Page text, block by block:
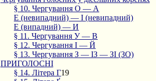
§ 10. Чергування О — А
Е (невипадний) — І (невипадний)
Е (випадний) — И
§ 11. Чергування У — В
§ 12. Чергування І — Й
§ 13. Чергування З — ІЗ — ЗІ (ЗО)
ПРИГОЛОСНІ
§ 14. Літера Г19